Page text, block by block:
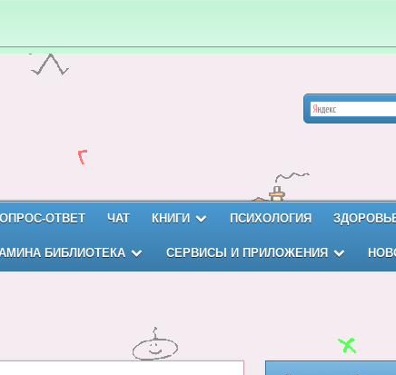
ОТВЕТ ЧАТ КНИГИ ПСИХОЛОГИЯ
БИБЛИОТЕКА СЕРВИСЫ И ПРИЛОЖЕНИЯ